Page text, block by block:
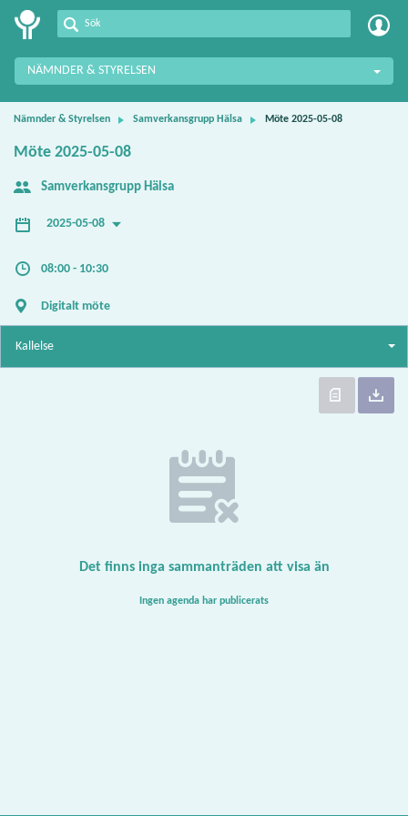
Meetings+
NÄMNDER & STYRELSEN
Nämnder & Styrelsen Samverkansgrupp Hälsa Möte 2025-05-08
Möte 2025-05-08
Samverkansgrupp Hälsa
2025-05-08
08:00 - 10:30
Digitalt möte
Kallelse
Det finns inga sammanträden att visa än
Ingen agenda har publicerats